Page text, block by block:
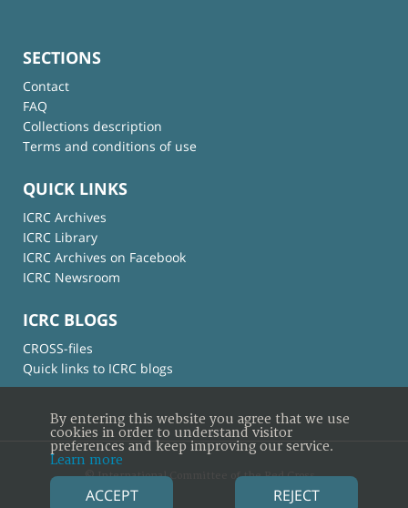
SECTIONS
Contact
FAQ
Collections description
Terms and conditions of use
QUICK LINKS
ICRC Archives
ICRC Library
ICRC Archives on Facebook
ICRC Newsroom
ICRC BLOGS
CROSS-files
Quick links to ICRC blogs
© International Committee of the Red Cross
By entering this website you agree that we use
cookies in order to understand visitor
preferences and keep improving our service.
Learn more
ACCEPT REJECT